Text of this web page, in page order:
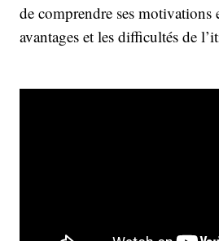
de comprendre ses motivations
avantages et les difficultés de